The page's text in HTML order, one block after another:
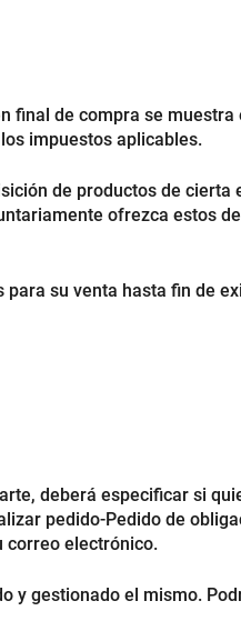
final de compra se
impuestos aplicables.
de productos de cierta
ofrezca estos
su venta hasta fin de
deberá especificar si
pedido-Pedido de
correo electrónico.
y gestionado el mismo.